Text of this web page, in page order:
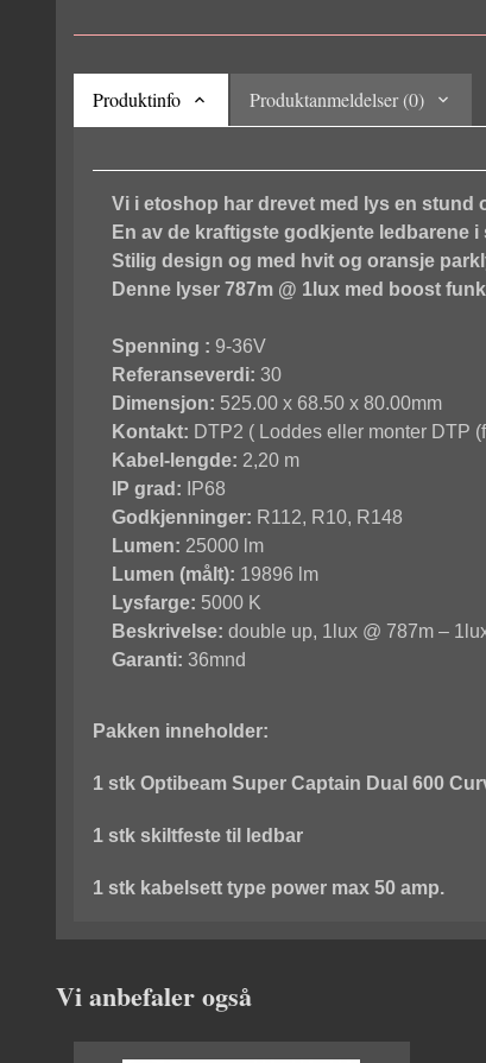
Produktinfo Produktanmeldelser (0)
Vi i etoshop har drevet med lys en stund
En av de kraftigste godkjente ledbarene
Stilig design og med hvit og oransje
Denne lyser 787m @ 1lux med boost
Spenning : 9-36V
Referanseverdi: 30
Dimensjon: 525.00 x 68.50 x 80.00mm
Kontakt: DTP2 ( Loddes eller monter DTP
Kabel-lengde: 2,20 m
IP grad:
IP68
Godkjenninger: R112, R10, R148
Lumen: 25000 lm
Lumen (målt): 19896 lm
Lysfarge: 5000 K
Beskrivelse: double up, 1lux @ 787m –
Garanti: 36mnd
Pakken inneholder:
1 stk Optibeam Super Captain Dual 600
1 stk skiltfeste til ledbar
1 stk kabelsett type power max 50 amp.
Vi anbefaler også